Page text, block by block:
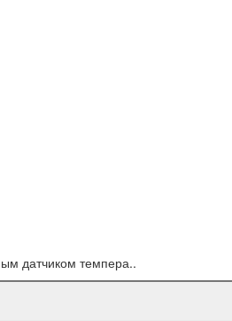
датчиком темпера..